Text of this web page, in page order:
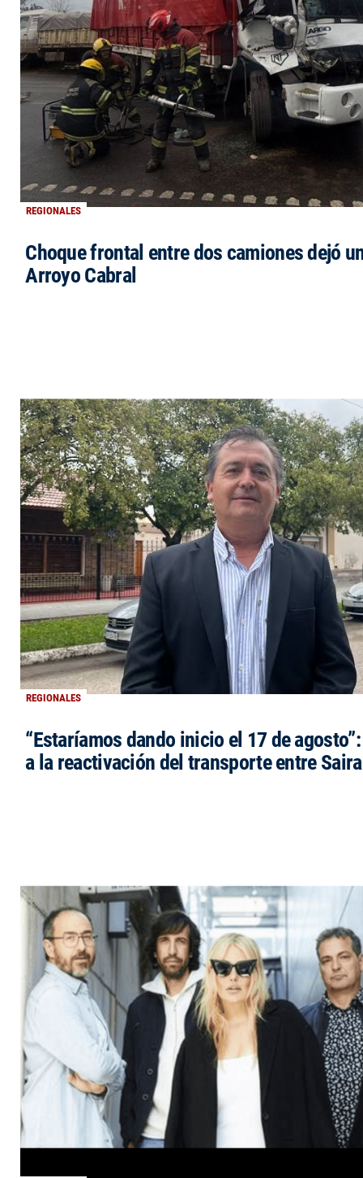
REGIONALES
Choque frontal entre dos camiones dejó
Arroyo Cabral
REGIONALES
“Estaríamos dando inicio el 17 de
a la reactivación del transporte entre